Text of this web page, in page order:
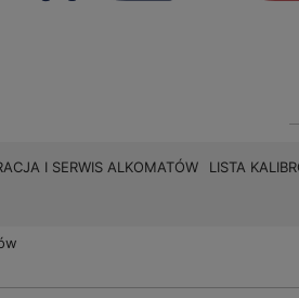
I SERWIS ALKOMATÓW LISTA